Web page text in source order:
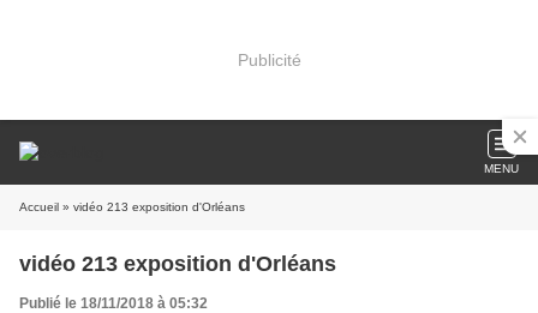
Publicité
MENU
Accueil » vidéo 213 exposition d'Orléans
vidéo 213 exposition d'Orléans
Publié le 18/11/2018 à 05:32